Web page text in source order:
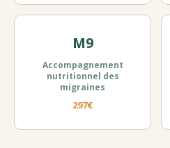
M9
Accompagnement
nutritionnel des
migraines
297€